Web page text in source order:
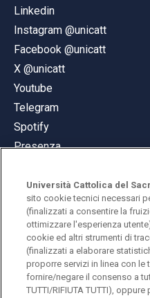
Linkedin
Instagram @unicatt
Facebook @unicatt
X @unicatt
Youtube
Telegram
Spotify
Presenza
© Università Cattolica del
Largo A. Gemelli 1, 20123
PI 02133120150
Università Cattolica del
sito cookie tecnici necessari
(finalizzati a consentire la
ottimizzare l'esperienza
cookie ed altri strumenti di
(finalizzati a elaborare
proporre servizi in linea con le
fornire/negare il consenso a
TUTTI/RIFIUTA TUTTI),